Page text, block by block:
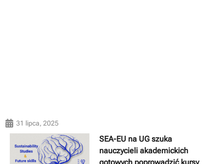
31 lipca, 2025
SEA-EU na UG szuka
nauczycieli akademickich